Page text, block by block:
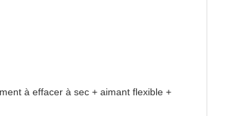
à effacer à sec + aimant flexible +